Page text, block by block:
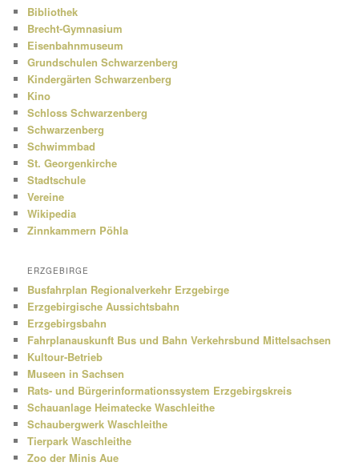
Bibliothek
Brecht-Gymnasium
Eisenbahnmuseum
Grundschulen Schwarzenberg
Kindergärten Schwarzenberg
Kino
Schloss Schwarzenberg
Schwarzenberg
Schwimmbad
St. Georgenkirche
Stadtschule
Vereine
Wikipedia
Zinnkammern Pöhla
ERZGEBIRGE
Busfahrplan Regionalverkehr Erzgebirge
Erzgebirgische Aussichtsbahn
Erzgebirgsbahn
Fahrplanauskunft Bus und Bahn Verkehrsbund Mittelsachsen
Kultour-Betrieb
Museen in Sachsen
Rats- und Bürgerinformationssystem Erzgebirgskreis
Schauanlage Heimatecke Waschleithe
Schaubergwerk Waschleithe
Tierpark Waschleithe
Zoo der Minis Aue